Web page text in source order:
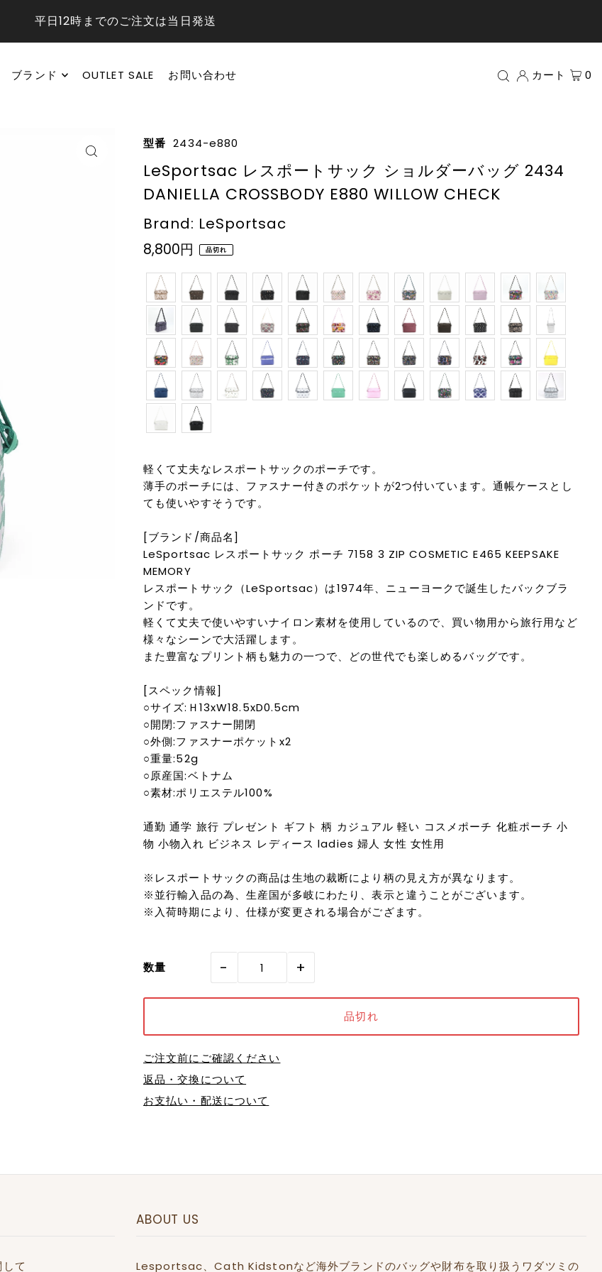
平日12時までのご注文は当日発送
ブランド OUTLET SALE お問い合わせ カート 0
型番 2434-e880
LeSportsac レスポートサック ショルダーバッグ 2434
DANIELLA CROSSBODY E880 WILLOW CHECK
Brand: LeSportsac
8,800円 品切れ
軽くて丈夫なレスポートサックのポーチです。
薄手のポーチには、ファスナー付きのポケットが2つ付いています。通帳ケースとし
ても使いやすそうです。
[ブランド/商品名]
LeSportsac レスポートサック ポーチ 7158 3 ZIP COSMETIC E465 KEEPSAKE
MEMORY
レスポートサック（LeSportsac）は1974年、ニューヨークで誕生したバックブラ
ンドです。
軽くて丈夫で使いやすいナイロン素材を使用しているので、買い物用から旅行用など
様々なシーンで大活躍します。
また豊富なプリント柄も魅力の一つで、どの世代でも楽しめるバッグです。
[スペック情報]
○サイズ:Ｈ13xW18.5xD0.5cm
○開閉:ファスナー開閉
○外側:ファスナーポケットx2
○重量:52g
○原産国:ベトナム
○素材:ポリエステル100%
通勤 通学 旅行 プレゼント ギフト 柄 カジュアル 軽い コスメポーチ 化粧ポーチ 小
物 小物入れ ビジネス レディース ladies 婦人 女性 女性用
※レスポートサックの商品は生地の裁断により柄の見え方が異なります。
※並行輸入品の為、生産国が多岐にわたり、表示と違うことがございます。
※入荷時期により、仕様が変更される場合がござます。
数量 - +
ご注文前にご確認ください
返品・交換について
お支払い・配送について
て
ABOUT US
Lesportsac、Cath Kidstonなど海外ブランドのバッグや財布を取り扱うワダツミの